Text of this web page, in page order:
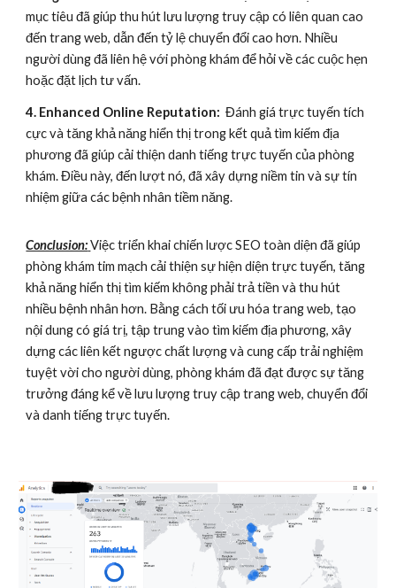
mục tiêu đã giúp thu hút lưu lượng truy cập có liên quan cao
đến trang web, dẫn đến tỷ lệ chuyển đổi cao hơn. Nhiều
người dùng đã liên hệ với phòng khám để hỏi về các cuộc hẹn
hoặc đặt lịch tư vấn.
4. Enhanced Online Reputation: Đánh giá trực tuyến tích
cực và tăng khả năng hiển thị trong kết quả tìm kiếm địa
phương đã giúp cải thiện danh tiếng trực tuyến của phòng
khám. Điều này, đến lượt nó, đã xây dựng niềm tin và sự tín
nhiệm giữa các bệnh nhân tiềm năng.
Conclusion: Việc triển khai chiến lược SEO toàn diện đã giúp
phòng khám tim mạch cải thiện sự hiện diện trực tuyến, tăng
khả năng hiển thị tìm kiếm không phải trả tiền và thu hút
nhiều bệnh nhân hơn. Bằng cách tối ưu hóa trang web, tạo
nội dung có giá trị, tập trung vào tìm kiếm địa phương, xây
dựng các liên kết ngược chất lượng và cung cấp trải nghiệm
tuyệt vời cho người dùng, phòng khám đã đạt được sự tăng
trưởng đáng kể về lưu lượng truy cập trang web, chuyển đổi
và danh tiếng trực tuyến.